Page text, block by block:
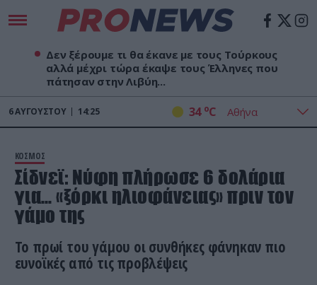
Δεν ξέρουμε τι θα έκανε με τους Τούρκους
αλλά μέχρι τώρα έκαψε τους Έλληνες που
πάτησαν στην Λιβύη...
6ΑΥΓΟΎΣΤΟΥ 14:25 34 oC
ΚΟΣΜΟΣ
Σίδνεϊ: Νύφη πλήρωσε 6 δολάρια
για… «ξόρκι ηλιοφάνειας» πριν τον
γάμο της
Το πρωί του γάμου οι συνθήκες φάνηκαν πιο
ευνοϊκές από τις προβλέψεις